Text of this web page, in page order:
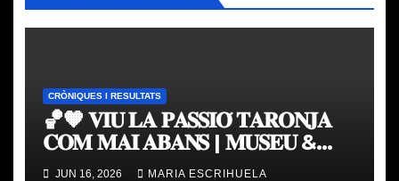
CRÒNIQUES I RESULTATS
🏀🧡 𝐕𝐈𝐔 𝐋𝐀 𝐏𝐀𝐒𝐒𝐈𝐎́ 𝐓𝐀𝐑𝐎𝐍𝐉𝐀
𝐂𝐎𝐌 𝐌𝐀𝐈 𝐀𝐁𝐀𝐍𝐒 | 𝐌𝐔𝐒𝐄𝐔 &
𝐓𝐎𝐔𝐑 𝐕𝐀𝐋𝐄𝐍𝐂𝐈𝐀 𝐁𝐀𝐒𝐊𝐄𝐓
JUN 16, 2026 MARIA ESCRIHUELA